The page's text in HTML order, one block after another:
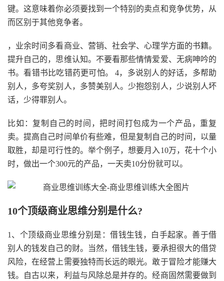
键。这意味着你必须要找到一个特别的卖点和竞争优势，从
而区别于其他竞争者。
，业余时间多看商业、营销、社会学、心理学方面的书籍。
提升自己的，思维认知。不要看那些情情爱爱、无病呻吟的
书。看错书比吃错药更可怕。 4，多说别人的好话，多帮助
别人，多夸奖别人，多赞美别人。少抱怨别人，少说别人坏
话，少得罪别人。
比如：复制自己的时间，把时间打包成为一个产品，重复
卖。提高自己时间单价有些难，但是复制自己的时间，以量
取胜，却是可行性的。举个例子，想要月入10万，花十个小
时，做出一个300元的产品，一天卖10分份就可以。
10个顶级商业思维分别是什么?
1、个顶级商业思维分别是：借钱生钱，白手起家。善于借
别人的钱发自己的财。当然，借钱生钱，要承担很大的借贷
风险，在经营上需要独特而长远的眼光。敢于冒险才能赚大
钱。自古以来，利益与风除总是并存的。经商固然需要做到